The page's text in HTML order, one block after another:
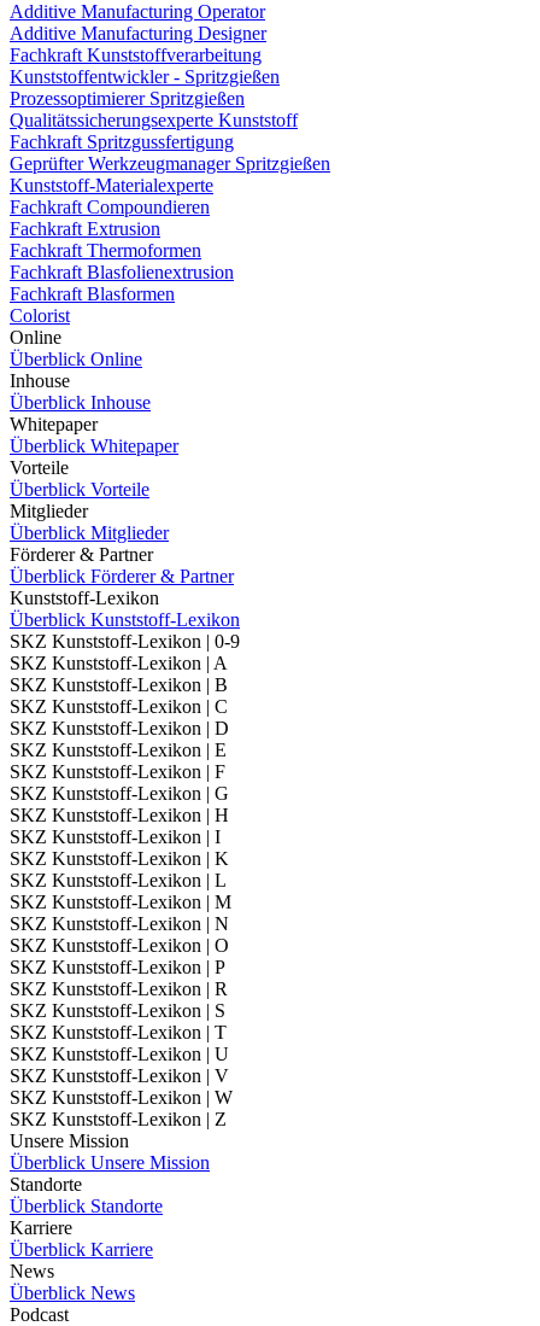
Additive Manufacturing Operator
Additive Manufacturing Designer
Fachkraft Kunststoffverarbeitung
Kunststoffentwickler - Spritzgießen
Prozessoptimierer Spritzgießen
Qualitätssicherungsexperte Kunststoff
Fachkraft Spritzgussfertigung
Geprüfter Werkzeugmanager Spritzgießen
Kunststoff-Materialexperte
Fachkraft Compoundieren
Fachkraft Extrusion
Fachkraft Thermoformen
Fachkraft Blasfolienextrusion
Fachkraft Blasformen
Colorist
Online
Überblick Online
Inhouse
Überblick Inhouse
Whitepaper
Überblick Whitepaper
Vorteile
Überblick Vorteile
Mitglieder
Überblick Mitglieder
Förderer & Partner
Überblick Förderer & Partner
Kunststoff-Lexikon
Überblick Kunststoff-Lexikon
SKZ Kunststoff-Lexikon | 0-9
SKZ Kunststoff-Lexikon | A
SKZ Kunststoff-Lexikon | B
SKZ Kunststoff-Lexikon | C
SKZ Kunststoff-Lexikon | D
SKZ Kunststoff-Lexikon | E
SKZ Kunststoff-Lexikon | F
SKZ Kunststoff-Lexikon | G
SKZ Kunststoff-Lexikon | H
SKZ Kunststoff-Lexikon | I
SKZ Kunststoff-Lexikon | K
SKZ Kunststoff-Lexikon | L
SKZ Kunststoff-Lexikon | M
SKZ Kunststoff-Lexikon | N
SKZ Kunststoff-Lexikon | O
SKZ Kunststoff-Lexikon | P
SKZ Kunststoff-Lexikon | R
SKZ Kunststoff-Lexikon | S
SKZ Kunststoff-Lexikon | T
SKZ Kunststoff-Lexikon | U
SKZ Kunststoff-Lexikon | V
SKZ Kunststoff-Lexikon | W
SKZ Kunststoff-Lexikon | Z
Unsere Mission
Überblick Unsere Mission
Standorte
Überblick Standorte
Karriere
Überblick Karriere
News
Überblick News
Podcast